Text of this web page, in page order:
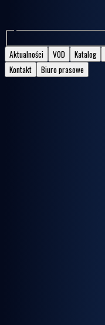
Aktualności VOD Katalog
Kontakt
Biuro prasowe